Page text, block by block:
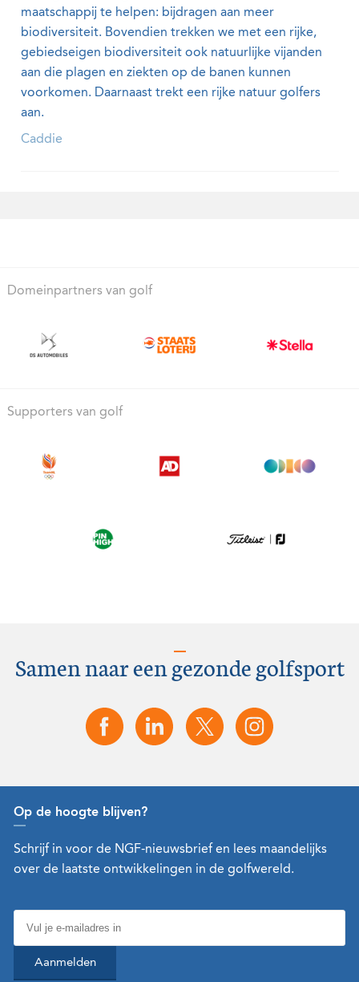
maatschappij te helpen: bijdragen aan meer
biodiversiteit. Bovendien trekken we met een rijke,
gebiedseigen biodiversiteit ook natuurlijke vijanden
aan die plagen en ziekten op de banen kunnen
voorkomen. Daarnaast trekt een rijke natuur golfers
aan.
Caddie
Domeinpartners van golf
Supporters van golf
Samen naar een gezonde golfsport
Op de hoogte blijven?
Schrijf in voor de NGF-nieuwsbrief en lees maandelijks
over de laatste ontwikkelingen in de golfwereld.
Aanmelden